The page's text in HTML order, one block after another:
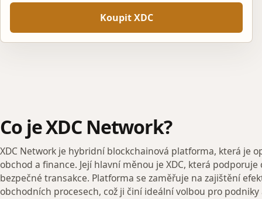
Koupit XDC
Co je XDC Network?
XDC Network je hybridní blockchainová platforma, která je
obchod a finance. Její hlavní měnou je XDC, která
bezpečné transakce. Platforma se zaměřuje na zajištění
obchodních procesech, což ji činí ideální volbou pro podniky